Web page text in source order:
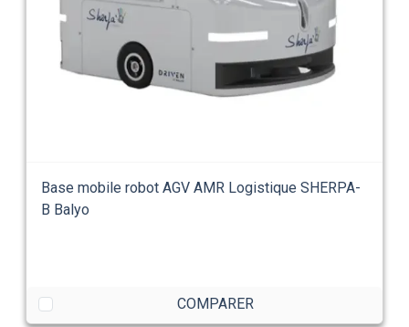
Base mobile robot AGV AMR Logistique SHERPA-
B Balyo
COMPARER